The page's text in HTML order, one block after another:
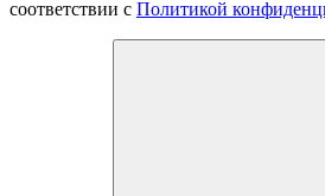
соответствии с Политикой